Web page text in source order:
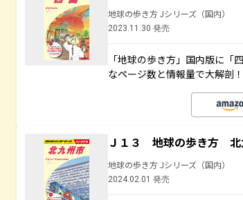
地球の歩き方 Jシリーズ（国内）
2023.11.30 発売
「地球の歩き方」国内版に
なページ数と情報量で大解剖！
Ｊ１３ 地球の歩き方 北
地球の歩き方 Jシリーズ（国内）
2024.02.01 発売